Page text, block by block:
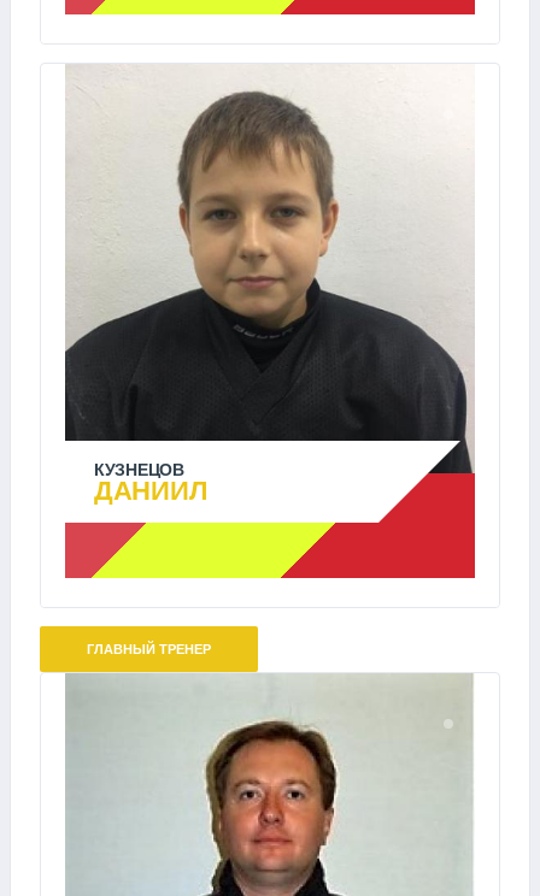
КУЗНЕЦОВ
ДАНИИЛ
ГЛАВНЫЙ ТРЕНЕР